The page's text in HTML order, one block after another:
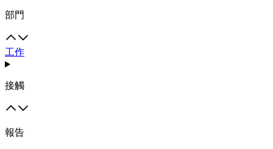
部門
工作
接觸
報告